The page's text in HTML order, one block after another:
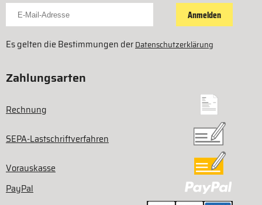
Für Newsletter anmelden
Anmelden
Es gelten die Bestimmungen derDatenschutzerklärung
Zahlungsarten
Rechnung
SEPA-Lastschriftverfahren
Vorauskasse
PayPal